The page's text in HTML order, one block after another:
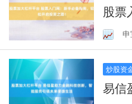
股票
南，申
炒股资
易信